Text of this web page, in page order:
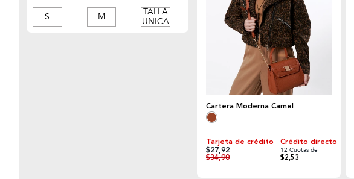
S M
TALLA
UNICA
Cartera Moderna Camel
Tarjeta de crédito
$27,92
$34,90
Crédito directo
12 Cuotas de
$2,53